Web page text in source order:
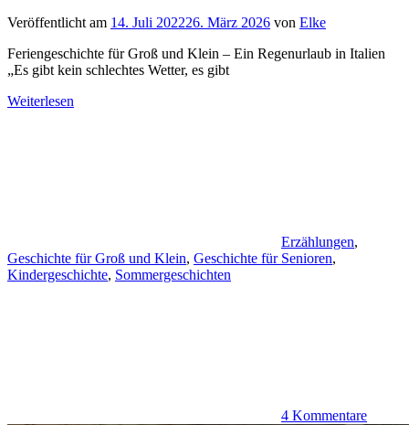
Veröffentlicht am 14. Juli 202226. März 2026 von Elke
Feriengeschichte für Groß und Klein – Ein Regenurlaub in Italien
„Es gibt kein schlechtes Wetter, es gibt
Weiterlesen
Erzählungen,
Geschichte für Groß und Klein, Geschichte für Senioren,
Kindergeschichte, Sommergeschichten
4 Kommentare